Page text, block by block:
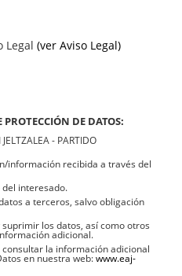
Legal (ver Aviso Legal)
DE DATOS:
- PARTIDO
información recibida a través del
interesado.
a terceros, salvo obligación
los datos, así como otros
adicional.
consultar la información adicional
en nuestra web:www.eaj-